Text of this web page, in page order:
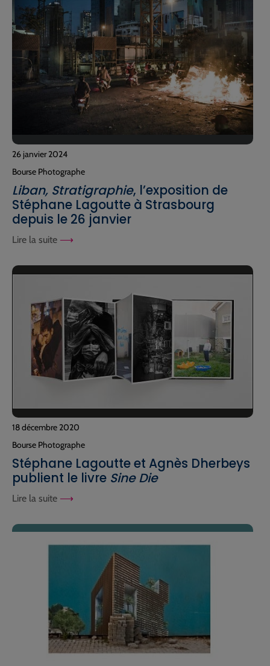
26 janvier 2024
Bourse Photographe
Liban, Stratigraphie, l’exposition de
Stéphane Lagoutte à Strasbourg
depuis le 26 janvier
Lire la suite
18 décembre 2020
Bourse Photographe
Stéphane Lagoutte et Agnès Dherbeys
publient le livre Sine Die
Lire la suite